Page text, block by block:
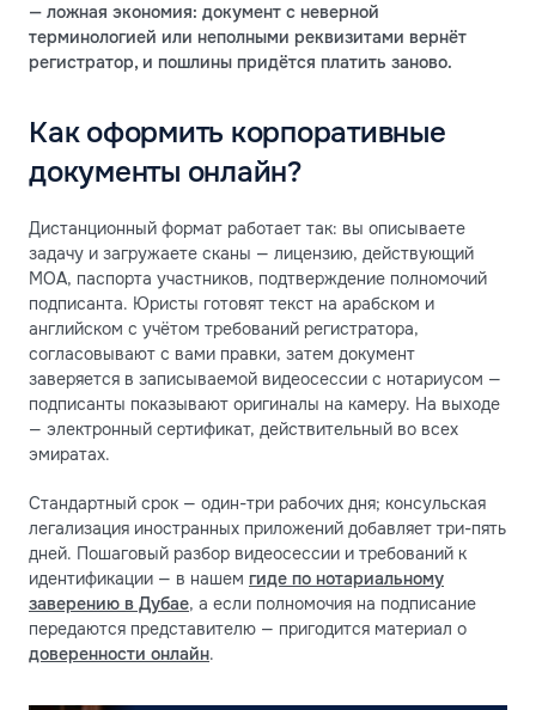
— ложная экономия: документ с неверной
терминологией или неполными реквизитами вернёт
регистратор, и пошлины придётся платить заново.
Как оформить корпоративные
документы онлайн?
Дистанционный формат работает так: вы описываете
задачу и загружаете сканы — лицензию, действующий
MOA, паспорта участников, подтверждение полномочий
подписанта. Юристы готовят текст на арабском и
английском с учётом требований регистратора,
согласовывают с вами правки, затем документ
заверяется в записываемой видеосессии с нотариусом —
подписанты показывают оригиналы на камеру. На выходе
— электронный сертификат, действительный во всех
эмиратах.
Стандартный срок — один-три рабочих дня; консульская
легализация иностранных приложений добавляет три-пять
дней. Пошаговый разбор видеосессии и требований к
идентификации — в нашем гиде по нотариальному
заверению в Дубае, а если полномочия на подписание
передаются представителю — пригодится материал о
доверенности онлайн.